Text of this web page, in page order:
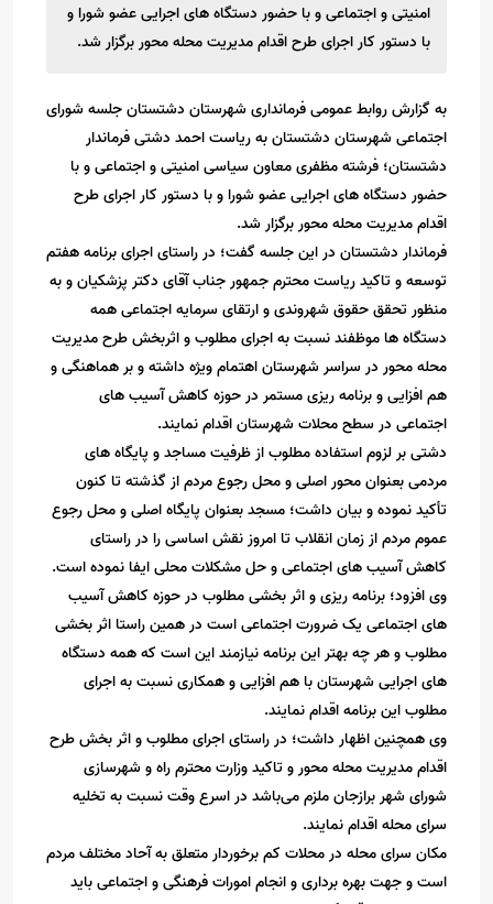
امنیتی و اجتماعی و با حضور دستگاه های اجرایی عضو شورا و
با دستور کار اجرای طرح اقدام مدیریت محله محور برگزار شد.
به گزارش روابط عمومی فرمانداری شهرستان دشتستان جلسه شورای
اجتماعی شهرستان دشتستان به ریاست احمد دشتی فرماندار
دشتستان؛ فرشته مظفری معاون سیاسی امنیتی و اجتماعی و با
حضور دستگاه های اجرایی عضو شورا و با دستور کار اجرای طرح
اقدام مدیریت محله محور برگزار شد.
فرماندار دشتستان در این جلسه گفت؛ در راستای اجرای برنامه هفتم
توسعه و تاکید ریاست محترم جمهور جناب آقای دکتر پزشکیان و به
منظور تحقق حقوق شهروندی و ارتقای سرمایه اجتماعی همه
دستگاه ها موظفند نسبت به اجرای مطلوب و اثربخش طرح مدیریت
محله محور در سراسر شهرستان اهتمام ویژه داشته و بر هماهنگی و
هم افزایی و برنامه ریزی مستمر در حوزه کاهش آسیب های
اجتماعی در سطح محلات شهرستان اقدام نمایند.
دشتی بر لزوم استفاده مطلوب از ظرفیت مساجد و پایگاه های
مردمی بعنوان محور اصلی و محل رجوع مردم از گذشته تا کنون
تأکید نموده و بیان داشت؛ مسجد بعنوان پایگاه اصلی و محل رجوع
عموم مردم از زمان انقلاب تا امروز نقش اساسی را در راستای
کاهش آسیب های اجتماعی و حل مشکلات محلی ایفا نموده است.
وی افزود؛ برنامه ریزی و اثر بخشی مطلوب در حوزه کاهش آسیب
های اجتماعی یک ضرورت اجتماعی است در همین راستا اثر بخشی
مطلوب و هر چه بهتر این برنامه نیازمند این است که همه دستگاه
های اجرایی شهرستان با هم افزایی و همکاری نسبت به اجرای
مطلوب این برنامه اقدام نمایند.
وی همچنین اظهار داشت؛ در راستای اجرای مطلوب و اثر بخش طرح
اقدام مدیریت محله محور و تاکید وزارت محترم راه و شهرسازی
شورای شهر برازجان ملزم می‌باشد در اسرع وقت نسبت به تخلیه
سرای محله اقدام نمایند.
مکان سرای محله در محلات کم برخوردار متعلق به آحاد مختلف مردم
است و جهت بهره برداری و انجام امورات فرهنگی و اجتماعی باید